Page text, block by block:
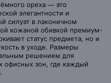
ореха — это
элегантности и
силуэт в лаконичном
кожаной обивкой премиум-
статус предмета, но и
в уходе. Размеры
решением для
офисных зон, где каждый